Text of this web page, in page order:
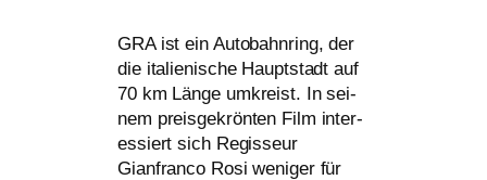
GRAist ein Autobahnring, der
die ita­lie­ni­sche Hauptstadt auf
70 km Länge umkreist. In sei­
nem preis­ge­krön­ten Film inter­
es­siert sich Regisseur
Gianfranco Rosi weni­ger für